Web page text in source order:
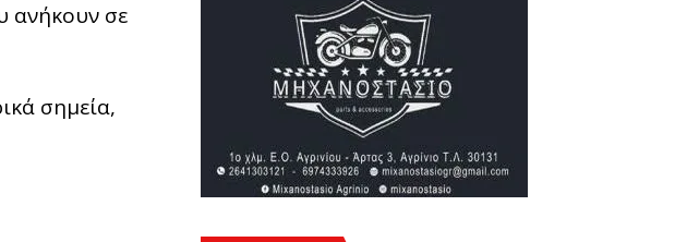
ανήκουν σε
σημεία,